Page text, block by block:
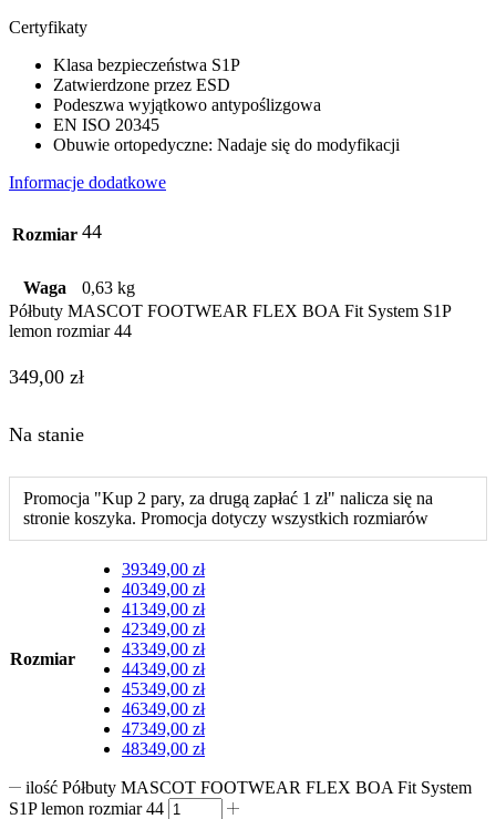
Certyfikaty
Klasa bezpieczeństwa S1P
Zatwierdzone przez ESD
Podeszwa wyjątkowo antypoślizgowa
EN ISO 20345
Obuwie ortopedyczne: Nadaje się do modyfikacji
Informacje dodatkowe
Rozmiar 44
Waga
0,63 kg
Półbuty MASCOT FOOTWEAR FLEX BOA Fit System S1P
lemon rozmiar 44
349,00 zł
Na stanie
Promocja "Kup 2 pary, za drugą zapłać 1 zł" nalicza się na
stronie koszyka. Promocja dotyczy wszystkich rozmiarów
Rozmiar
39349,00 zł
40349,00 zł
41349,00 zł
42349,00 zł
43349,00 zł
44349,00 zł
45349,00 zł
46349,00 zł
47349,00 zł
48349,00 zł
ilość Półbuty MASCOT FOOTWEAR FLEX BOA Fit System
S1P lemon rozmiar 44